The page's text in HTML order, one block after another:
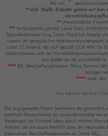
Alle mit
*inkl. MwSt. Rabatte gelten auf den
** Unverbindliche
*** Verkaufspreis gemäß Lauer-Taxe;
Spezialitätentaxe (sog. Lauer-Taxe) bei Abgabe
Lasten der gesetzlichen
unter 12 Jahren), die sich gemäß §129 Abs. 5a
Unternehmens und der
sich nicht um die
****BK: Beschaffungskosten. Diese Summe
bezogen
*****verw. bis:
Hier können Sie Ihre
Die angegebenen Preise beinhalten die gesetzlich
innerhalb Deutschlands ist versandkostenfrei bei
Sendungen ins Ausland fallen durch erhöhte
Artikeln, die wir ausschließlich über den Hersteller
sogenannte Beschaffungskosten an (siehe BK).